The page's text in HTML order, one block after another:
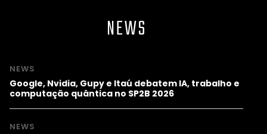
NEWS
NEWS
Google, Nvidia, Gupy e Itaú debatem IA, trabalho e
computação quântica no SP2B 2026
NEWS